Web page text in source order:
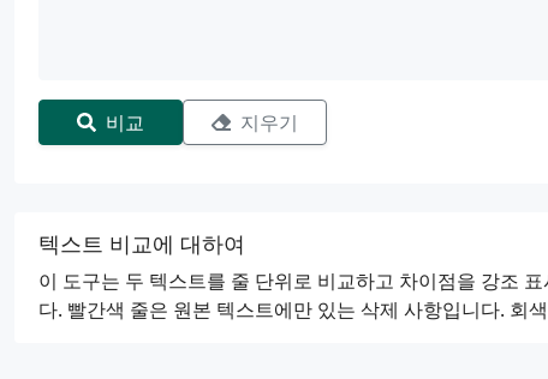
비교 지우기
텍스트 비교에 대하여
이 도구는 두 텍스트를 줄 단위로 비교하고 차이점을 강조
다. 빨간색 줄은 원본 텍스트에만 있는 삭제 사항입니다. 회